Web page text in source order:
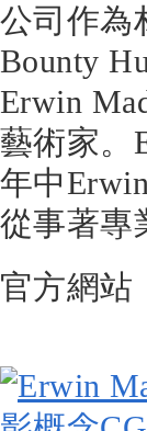
公司作為
Bounty
Erwin
藝術家。
年中
從事著專
官方網站